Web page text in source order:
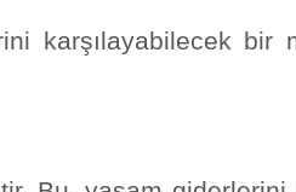
karşılayabilecek bir